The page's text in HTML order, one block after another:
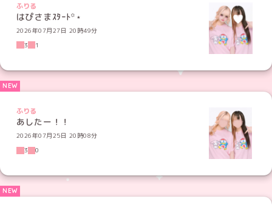
ふりる
はぴさまｽﾀｰﾄ꙳⋆
2026年07月27日 20時49分
3
1
ふりる
あしたー！！
2026年07月25日 20時08分
3
0